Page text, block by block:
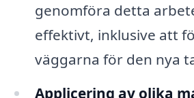
genomföra detta
effektivt, inklusive att
väggarna för den nya
Applicering av olika